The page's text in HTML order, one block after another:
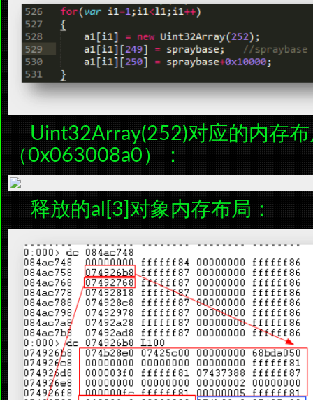
Uint32Array(252)对应的内存
（0x063008a0）：
释放的al[3]对象内存布局：